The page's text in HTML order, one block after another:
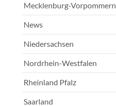
Mecklenburg-Vorpommern
News
Niedersachsen
Nordrhein-Westfalen
Rheinland Pfalz
Saarland